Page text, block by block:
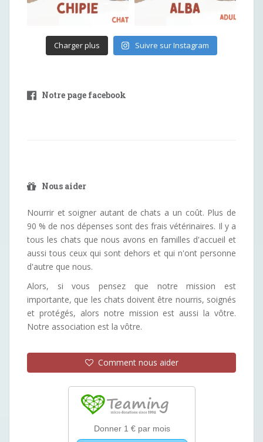
Charger plus Suivre sur Instagram
Notre page facebook
Nous aider
Nourrir et soigner autant de chats a un coût. Plus de
90 % de nos dépenses sont des frais vétérinaires. Il y a
tous les chats que nous avons en familles d'accueil et
aussi tous ceux qui sont dehors et qui n'ont personne
d'autre que nous.
Alors, si vous pensez que notre mission est
importante, que les chats doivent être nourris, soignés
et protégés, alors notre mission est aussi la vôtre.
Notre association est la vôtre.
Comment nous aider